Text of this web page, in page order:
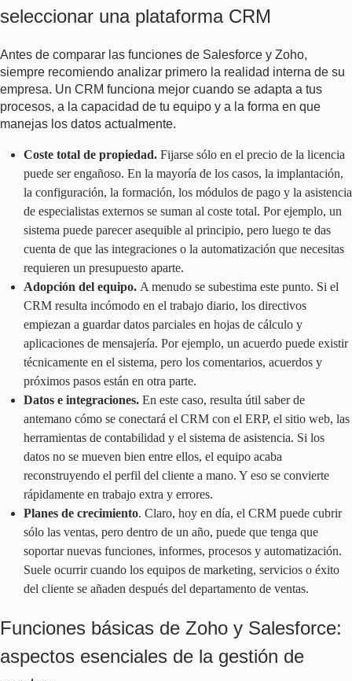
seleccionar una plataforma CRM
Antes de comparar las funciones de Salesforce y Zoho,
siempre recomiendo analizar primero la realidad interna de su
empresa. Un CRM funciona mejor cuando se adapta a tus
procesos, a la capacidad de tu equipo y a la forma en que
manejas los datos actualmente.
Coste total de propiedad. Fijarse sólo en el precio de la licencia
puede ser engañoso. En la mayoría de los casos, la implantación,
la configuración, la formación, los módulos de pago y la asistencia
de especialistas externos se suman al coste total. Por ejemplo, un
sistema puede parecer asequible al principio, pero luego te das
cuenta de que las integraciones o la automatización que necesitas
requieren un presupuesto aparte.
Adopción del equipo. A menudo se subestima este punto. Si el
CRM resulta incómodo en el trabajo diario, los directivos
empiezan a guardar datos parciales en hojas de cálculo y
aplicaciones de mensajería. Por ejemplo, un acuerdo puede existir
técnicamente en el sistema, pero los comentarios, acuerdos y
próximos pasos están en otra parte.
Datos e integraciones. En este caso, resulta útil saber de
antemano cómo se conectará el CRM con el ERP, el sitio web, las
herramientas de contabilidad y el sistema de asistencia. Si los
datos no se mueven bien entre ellos, el equipo acaba
reconstruyendo el perfil del cliente a mano. Y eso se convierte
rápidamente en trabajo extra y errores.
Planes de crecimiento. Claro, hoy en día, el CRM puede cubrir
sólo las ventas, pero dentro de un año, puede que tenga que
soportar nuevas funciones, informes, procesos y automatización.
Suele ocurrir cuando los equipos de marketing, servicios o éxito
del cliente se añaden después del departamento de ventas.
Funciones básicas de Zoho y Salesforce:
aspectos esenciales de la gestión de